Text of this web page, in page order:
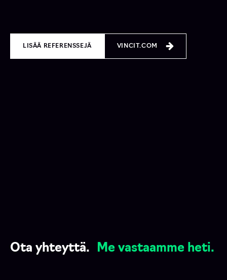
LISÄÄ REFERENSSEJÄ VINCIT.COM
Ota yhteyttä. Me vastaamme heti.